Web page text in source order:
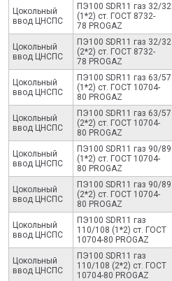
Цокольный
ввод ЦНСПС
ПЭ100 SDR11 газ 32/32
(1*2) ст. ГОСТ 8732-
78 PROGAZ
Цокольный
ввод ЦНСПС
ПЭ100 SDR11 газ 32/32
(2*2) ст. ГОСТ 8732-
78 PROGAZ
Цокольный
ввод ЦНСПС
ПЭ100 SDR11 газ 63/57
(1*2) ст. ГОСТ 10704-
80 PROGAZ
Цокольный
ввод ЦНСПС
ПЭ100 SDR11 газ 63/57
(2*2) ст. ГОСТ 10704-
80 PROGAZ
Цокольный
ввод ЦНСПС
ПЭ100 SDR11 газ 90/89
(1*2) ст. ГОСТ 10704-
80 PROGAZ
Цокольный
ввод ЦНСПС
ПЭ100 SDR11 газ 90/89
(2*2) ст. ГОСТ 10704-
80 PROGAZ
Цокольный
ввод ЦНСПС
ПЭ100 SDR11 газ
110/108 (1*2) ст. ГОСТ
10704-80 PROGAZ
Цокольный
ввод ЦНСПС
ПЭ100 SDR11 газ
110/108 (2*2) ст. ГОСТ
10704-80 PROGAZ